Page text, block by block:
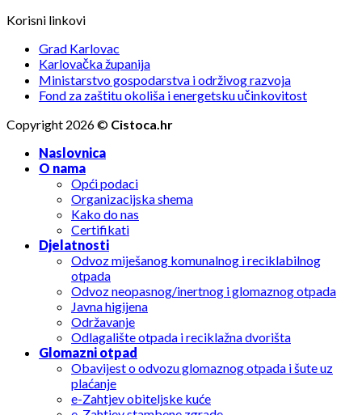
Korisni linkovi
Grad Karlovac
Karlovačka županija
Ministarstvo gospodarstva i održivog razvoja
Fond za zaštitu okoliša i energetsku učinkovitost
Copyright 2026 © Cistoca.hr
Naslovnica
O nama
Opći podaci
Organizacijska shema
Kako do nas
Certifikati
Djelatnosti
Odvoz miješanog komunalnog i reciklabilnog
otpada
Odvoz neopasnog/inertnog i glomaznog otpada
Javna higijena
Održavanje
Odlagalište otpada i reciklažna dvorišta
Glomazni otpad
Obavijest o odvozu glomaznog otpada i šute uz
plaćanje
e-Zahtjev obiteljske kuće